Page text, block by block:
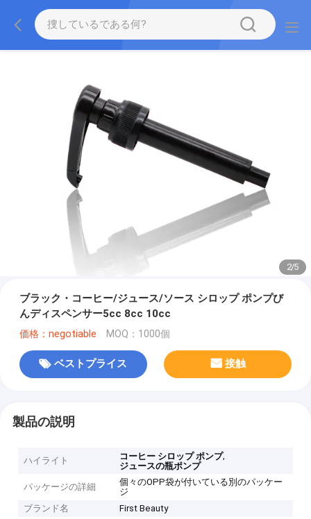
2/5
ブラック・コーヒー/ジュース/ソース シロップ ポンプび
んディスペンサー5cc 8cc 10cc
価格：negotiable MOQ：1000個
ベストプライス 接触
製品の説明
ハイライト コーヒー シロップ ポンプ,
ジュースの瓶ポンプ
パッケージの詳細
個々のOPP袋が付いている別のパッケー
ジ
ブランド名
First Beauty